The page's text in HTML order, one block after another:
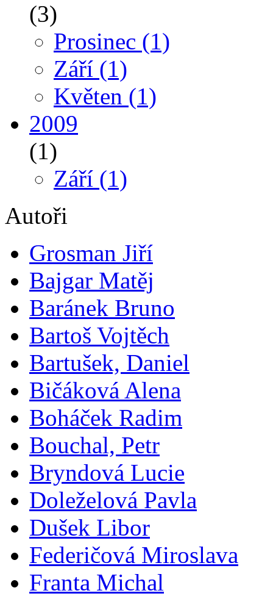
(3)
Prosinec (1)
Září (1)
Květen (1)
2009
(1)
Září (1)
Autoři
Grosman Jiří
Bajgar Matěj
Baránek Bruno
Bartoš Vojtěch
Bartušek, Daniel
Bičáková Alena
Boháček Radim
Bouchal, Petr
Bryndová Lucie
Doleželová Pavla
Dušek Libor
Federičová Miroslava
Franta Michal